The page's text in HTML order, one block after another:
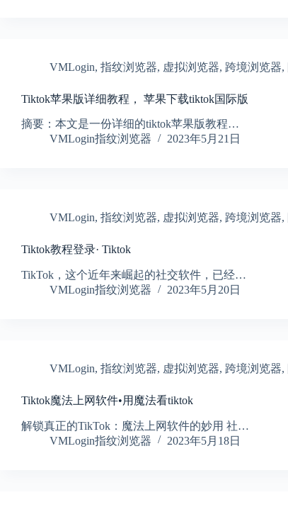
VMLogin, 指纹浏览器, 虚拟浏览器, 跨境浏览器,
Tiktok苹果版详细教程， 苹果下载tiktok国际版
摘要：本文是一份详细的tiktok苹果版教程…
VMLogin指纹浏览器
2023年5月21日
VMLogin, 指纹浏览器, 虚拟浏览器, 跨境浏览器,
Tiktok教程登录· Tiktok
TikTok，这个近年来崛起的社交软件，已经…
VMLogin指纹浏览器
2023年5月20日
VMLogin, 指纹浏览器, 虚拟浏览器, 跨境浏览器,
Tiktok魔法上网软件•用魔法看tiktok
解锁真正的TikTok：魔法上网软件的妙用 社…
VMLogin指纹浏览器
2023年5月18日